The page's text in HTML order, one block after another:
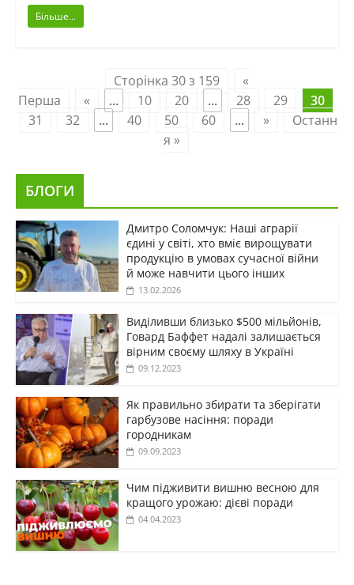
Більше...
Сторінка 30 з 159
«
Перша
« ... 10 20 ... 28 29
30
31
32 ... 40 50 60 ... »
Останн
я »
БЛОГИ
Дмитро Соломчук: Наші аграрії
єдині у світі, хто вміє вирощувати
продукцію в умовах сучасної війни
й може навчити цього інших
13.02.2026
Виділивши близько $500 мільйонів,
Говард Баффет надалі залишається
вірним своєму шляху в Україні
09.12.2023
Як правильно збирати та зберігати
гарбузове насіння: поради
городникам
09.09.2023
Чим підживити вишню весною для
кращого урожаю: дієві поради
04.04.2023